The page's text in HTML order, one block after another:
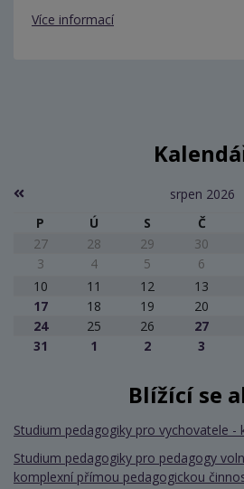
Více informací
srpen 2026
P
Ú S Č
27
28 29 30
3
4 5 6
10
11 12 13
17
18 19 20
24
25 26 27
31
1 2 3
Blížící se
Studium pedagogiky pro vychovatele -
Studium pedagogiky pro pedagogy
komplexní přímou pedagogickou